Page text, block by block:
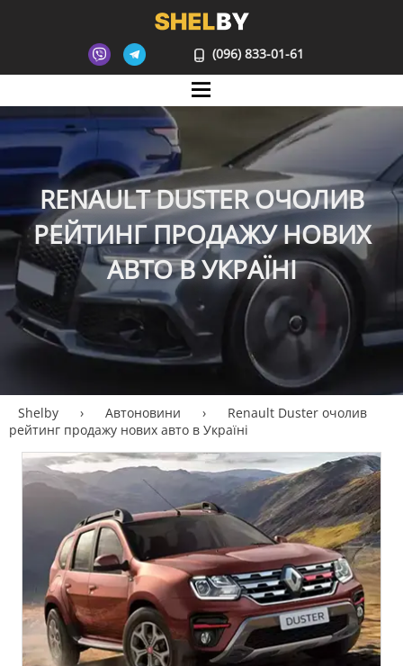
(096) 833-01-61
Mane
RENAULT DUSTER ОЧОЛИВ
РЕЙТИНГ ПРОДАЖУ НОВИХ
АВТО В УКРАЇНІ
Shelby › Автоновини ›
Renault Duster очолив
рейтинг продажу нових авто в Україні